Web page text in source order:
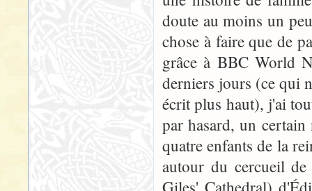
doute au moins un
chose à faire que de
grâce à BBC World
derniers jours (ce qui
écrit plus haut), j'ai
par hasard, un certain
quatre enfants de la
autour du cercueil